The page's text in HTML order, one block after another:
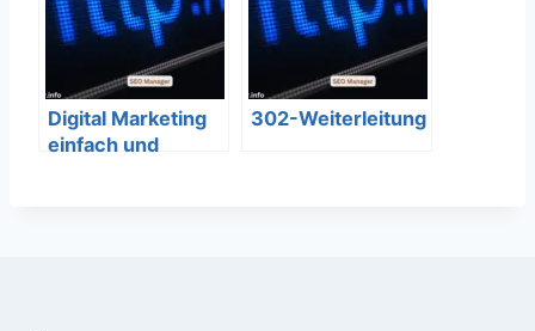
Digital Marketing
einfach und
302-Weiterleitung